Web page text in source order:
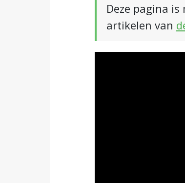
Deze pagina
artikelen van